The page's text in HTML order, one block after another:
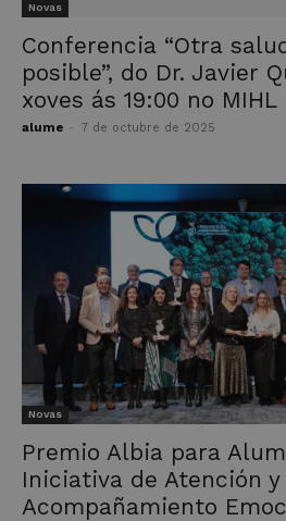
Novas
Conferencia “Otra
posible”, do Dr. Javier
xoves ás 19:00 no MIHL
alume 7 de octubre de 2025
Novas
Premio Albia para
Iniciativa de Atención y
Acompañamiento